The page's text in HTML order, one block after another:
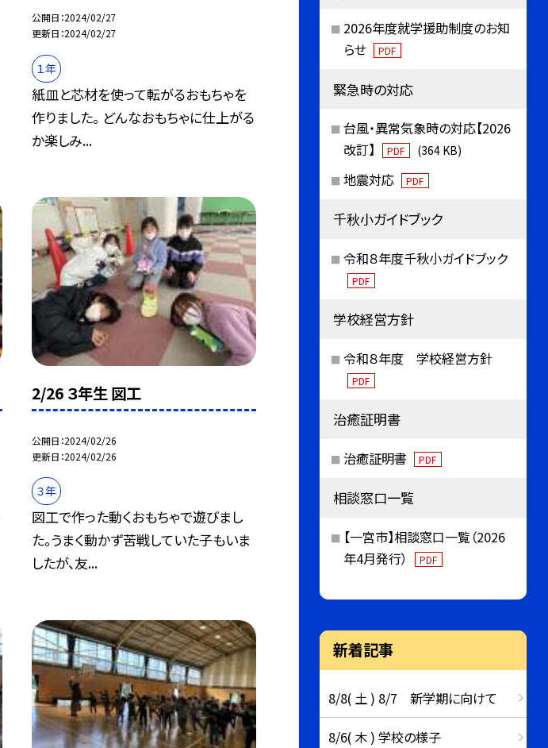
公開日 2024/02/27
更新日 2024/02/27
１年
紙皿と芯材を使って転がるおもちゃを
作りました。 どんなおもちゃに仕上がる
か楽しみ...
2/26 ３年生 図工
公開日 2024/02/26
更新日 2024/02/26
３年
図工で作った動くおもちゃで遊びまし
た。うまく動かず苦戦していた子もいま
したが、友...
2026年度就学援助制度のお知
らせ
PDF
緊急時の対応
台風・異常気象時の対応【2026
改訂】
PDF (364 KB)
地震対応 PDF
千秋小ガイドブック
令和８年度千秋小ガイドブック
PDF
学校経営方針
令和８年度 学校経営方針
PDF
治癒証明書
治癒証明書 PDF
相談窓口一覧
【一宮市】相談窓口一覧（2026
年4月発行）
PDF
新着記事
8/8( 土 ) 8/7 新学期に向けて
8/6( 木 ) 学校の様子